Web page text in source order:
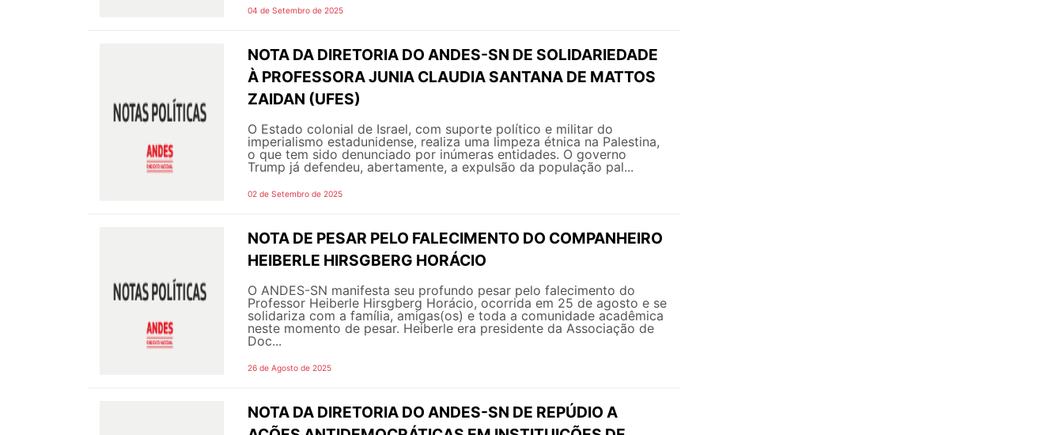
04 de Setembro de 2025
NOTA DA DIRETORIA DO ANDES-SN DE SOLIDARIEDADE
À PROFESSORA JUNIA CLAUDIA SANTANA DE MATTOS
ZAIDAN (UFES)
O Estado colonial de Israel, com suporte político e militar do
imperialismo estadunidense, realiza uma limpeza étnica na Palestina,
o que tem sido denunciado por inúmeras entidades. O governo
Trump já defendeu, abertamente, a expulsão da população pal...
02 de Setembro de 2025
NOTA DE PESAR PELO FALECIMENTO DO COMPANHEIRO
HEIBERLE HIRSGBERG HORÁCIO
O ANDES-SN manifesta seu profundo pesar pelo falecimento do
Professor Heiberle Hirsgberg Horácio, ocorrida em 25 de agosto e se
solidariza com a família, amigas(os) e toda a comunidade acadêmica
neste momento de pesar. Heiberle era presidente da Associação de
Doc...
26 de Agosto de 2025
NOTA DA DIRETORIA DO ANDES-SN DE REPÚDIO A